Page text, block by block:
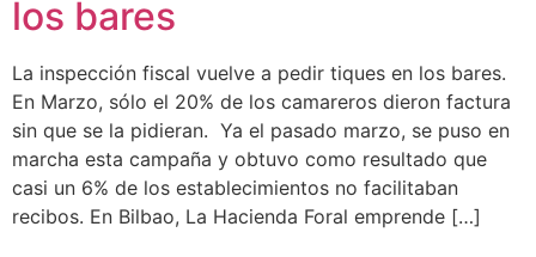
los bares
La inspección fiscal vuelve a pedir tiques en los bares.
En Marzo, sólo el 20% de los camareros dieron factura
sin que se la pidieran. Ya el pasado marzo, se puso en
marcha esta campaña y obtuvo como resultado que
casi un 6% de los establecimientos no facilitaban
recibos. En Bilbao, La Hacienda Foral emprende […]